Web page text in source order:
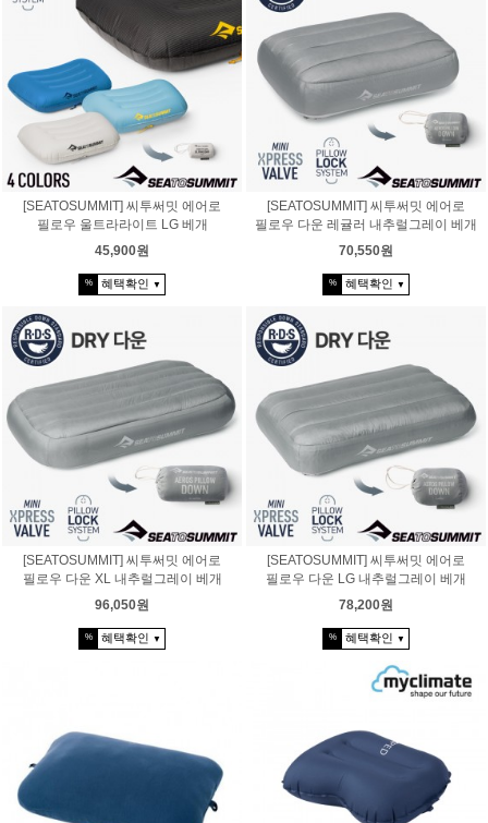
[SEATOSUMMIT] 씨투써밋 에어로
필로우 울트라라이트 LG 베개
45,900원
% 혜택확인 ▼
[SEATOSUMMIT] 씨투써밋 에어로
필로우 다운 레귤러 내추럴그레이 베개
70,550원
% 혜택확인 ▼
[SEATOSUMMIT] 씨투써밋 에어로
필로우 다운 XL 내추럴그레이 베개
96,050원
% 혜택확인 ▼
[SEATOSUMMIT] 씨투써밋 에어로
필로우 다운 LG 내추럴그레이 베개
78,200원
% 혜택확인 ▼